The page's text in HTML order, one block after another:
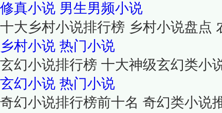
修真小说 男生男频小说
十大乡村小说排行榜 乡村小说盘点
乡村小说 热门小说
玄幻小说排行榜 十大神级玄幻类小
玄幻小说 热门小说
奇幻小说排行榜前十名 奇幻类小说